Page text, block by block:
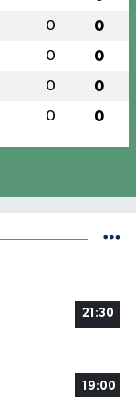
0 0
0 0
0 0
0 0
21:30
19:00